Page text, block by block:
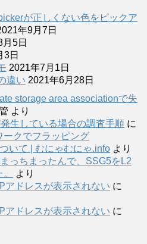
が正しくない色をピックア
年9月7日
5日
3日
2021年7月1日
違い 2021年6月28日
storage area associationで失
より
生している場合の調査手順 に
ークでフラッピング
いて | むにゃむにゃ.info より
っちまったんで、SSG5をL2
より
アドレスが表示されない に
アドレスが表示されない に